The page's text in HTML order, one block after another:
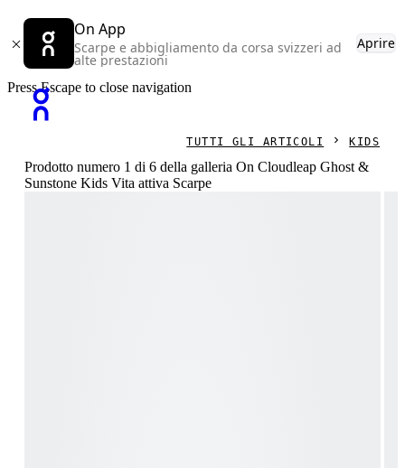
On App
Scarpe e abbigliamento da corsa svizzeri ad
alte prestazioni
Aprire
Press Escape to close navigation
TUTTI GLI ARTICOLI KIDS
Prodotto numero 1 di 6 della galleria On Cloudleap Ghost &
Sunstone Kids Vita attiva Scarpe